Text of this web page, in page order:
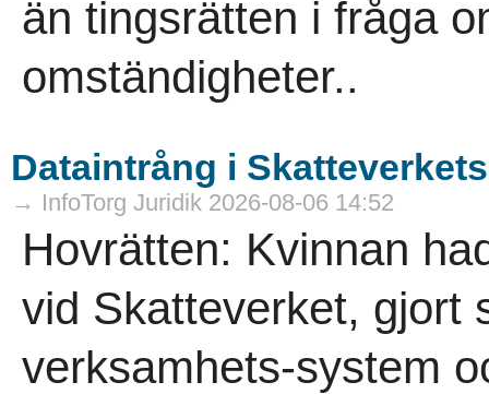
än tingsrätten i fråga
omständigheter..
Dataintrång i
→ InfoTorg Juridik 2026-08-06 14:52
Hovrätten: Kvinnan
vid Skatteverket, gjort
verksamhets-system